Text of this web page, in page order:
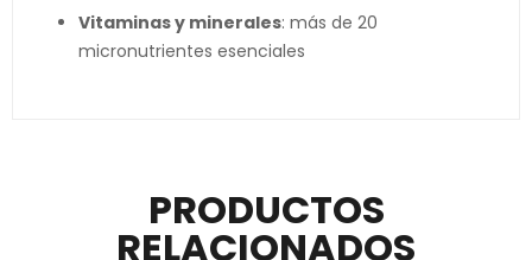
Vitaminas y minerales: más de 20
micronutrientes esenciales
PRODUCTOS
RELACIONADOS